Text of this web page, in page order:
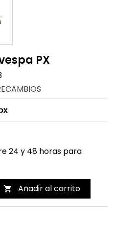
PX
24 y 48 horas para
 Añadir al carrito